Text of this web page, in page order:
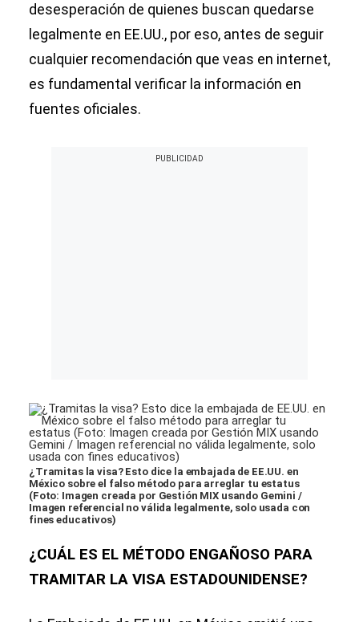
desesperación de quienes buscan quedarse
legalmente en EE.UU., por eso, antes de seguir
cualquier recomendación que veas en internet,
es fundamental verificar la información en
fuentes oficiales.
¿Tramitas la visa? Esto dice la embajada de EE.UU. en
México sobre el falso método para arreglar tu estatus
(Foto: Imagen creada por Gestión MIX usando Gemini /
Imagen referencial no válida legalmente, solo usada con
fines educativos)
¿CUÁL ES EL MÉTODO ENGAÑOSO PARA
TRAMITAR LA VISA ESTADOUNIDENSE?